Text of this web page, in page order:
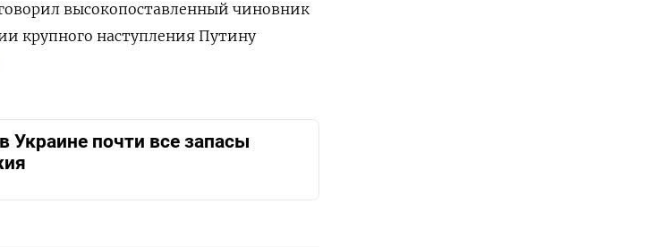
высокопоставленный чиновник
крупного наступления Путину
Украине почти все запасы